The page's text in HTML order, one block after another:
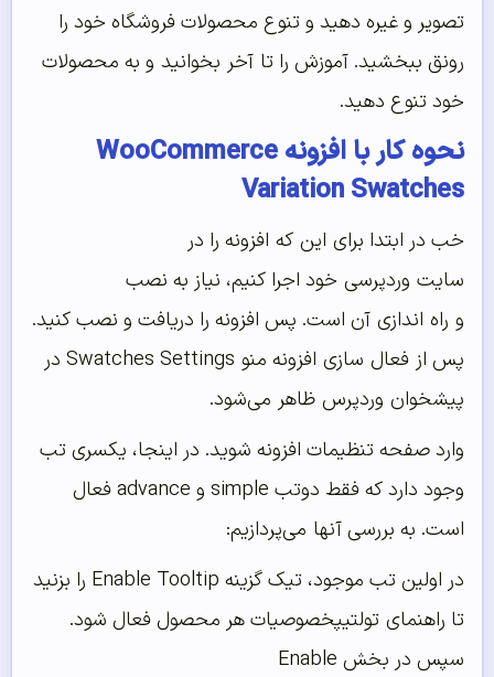
تصویر و غیره دهید و تنوع محصولات فروشگاه خود را
رونق ببخشید. آموزش را تا آخر بخوانید و به محصولات
خود تنوع دهید.
نحوه کار با افزونه WooCommerce
Variation Swatches
خب در ابتدا برای این که افزونه را در
سایت وردپرسی خود اجرا کنیم، نیاز به نصب
و راه اندازی آن است. پس افزونه را دریافت و نصب کنید.
پس از فعال سازی
افزونه منو Swatches Settings در
پیشخوان وردپرس ظاهر می‌شود.
وارد صفحه تنظیمات افزونه شوید. در اینجا، یکسری تب
وجود دارد که فقط دو
تب simple و advance فعال
است. به بررسی آنها می‌پردازیم:
در اولین تب موجود، تیک گزینه Enable Tooltip را بزنید
تا راهنمای تولتیپخصوصیات هر محصول فعال شود.
سپس در بخش Enable